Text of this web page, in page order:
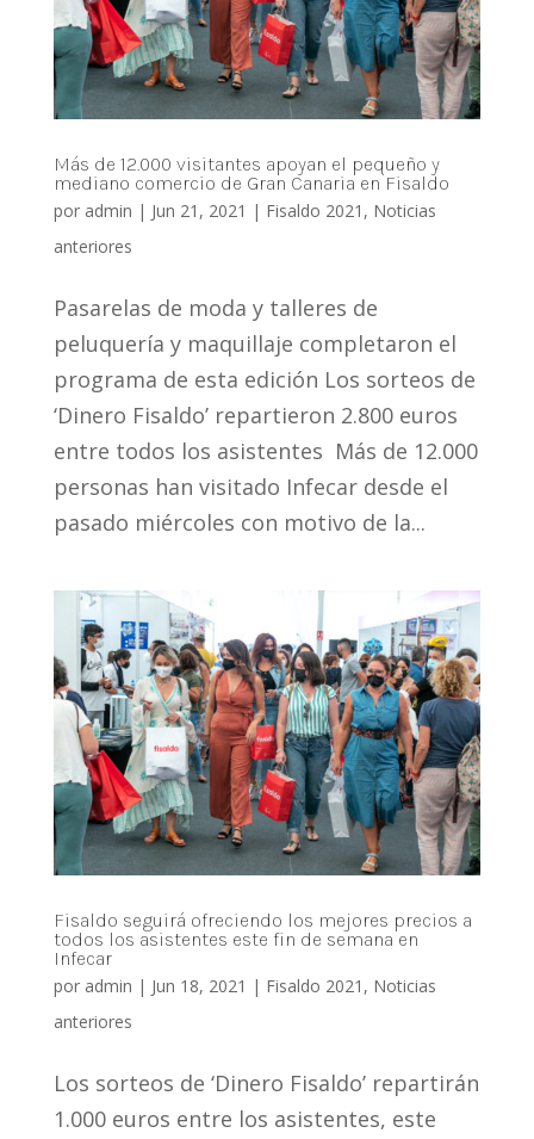
Más de 12.000 visitantes apoyan el pequeño y
mediano comercio de Gran Canaria en Fisaldo
por admin | Jun 21, 2021 | Fisaldo 2021 , Noticias
anteriores
Pasarelas de moda y talleres de
peluquería y maquillaje completaron el
programa de esta edición Los sorteos de
‘Dinero Fisaldo’ repartieron 2.800 euros
entre todos los asistentes Más de 12.000
personas han visitado Infecar desde el
pasado miércoles con motivo de la...
Fisaldo seguirá ofreciendo los mejores precios a
todos los asistentes este fin de semana en
Infecar
por admin | Jun 18, 2021 | Fisaldo 2021 , Noticias
anteriores
Los sorteos de ‘Dinero Fisaldo’ repartirán
1.000 euros entre los asistentes, este